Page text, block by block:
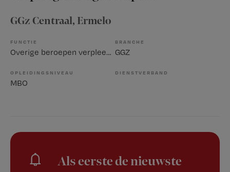
GGz Centraal, Ermelo
FUNCTIE
Overige beroepen verpleegkunde
BRANCHE
GGZ
OPLEIDINGSNIVEAU
MBO
DIENSTVERBAND
Als eerste de nieuwste